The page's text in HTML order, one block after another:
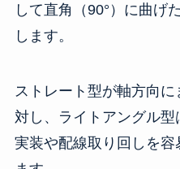
して直角（90°）に曲げ
します。
ストレート型が軸方向
対し、ライトアングル
実装や配線取り回しを